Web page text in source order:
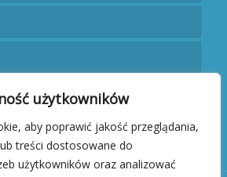
użytkowników
aby poprawić jakość przeglądania,
treści dostosowane do
użytkowników oraz analizować